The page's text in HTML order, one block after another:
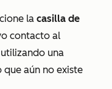
la casilla de
contacto al
una
aún no existe